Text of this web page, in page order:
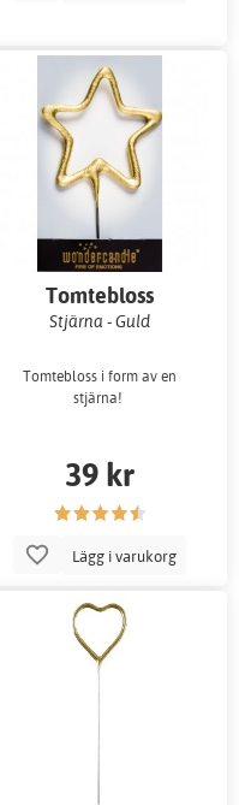
Tomtebloss
Stjärna - Guld
Tomtebloss i form av en
stjärna!
39 kr
Lägg i varukorg